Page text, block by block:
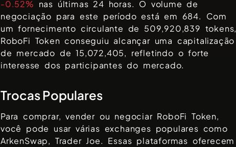
-0.52% nas últimas 24 horas. O volume de
negociação para este período está em 684. Com
um fornecimento circulante de 509,920,839 tokens,
RoboFi Token conseguiu alcançar uma capitalização
de mercado de15,072,405, refletindo o forte
interesse dos participantes do mercado.
Trocas Populares
Para comprar, vender ou negociar RoboFi Token,
você pode usar várias exchanges populares como
ArkenSwap, Trader Joe. Essas plataformas oferecem